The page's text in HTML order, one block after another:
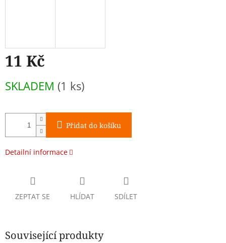
11 Kč
cena:
SKLADEM (1 ks)
Přidat do košíku
Detailní informace
ZEPTAT SE HLÍDAT SDÍLET
Související produkty